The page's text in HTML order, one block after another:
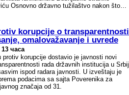
Osnovno državno tužilaštvo nakon što
korupcije o
omalovažavanje i uvrede
часа
protiv korupcije dostavio je javnosti novi
rada državnih institucija u
ispod radara javnosti. U izveštaju je
podacima sa sajta Poverenika za
značaja od 31.